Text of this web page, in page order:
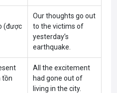
(được
Our thoughts go out
to the victims of
yesterday’s
earthquake.
tồn
All the excitement
had gone out of
living in the city.